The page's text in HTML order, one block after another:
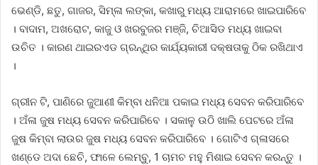
ଭେଣ୍ଡି, ଛତୁ, ଗାଜର, ସିମ୍ଳା ଲଙ୍କା, କଖାରୁ ମଧ୍ୟ ଆରାମରେ ଖାଇପାରିବେ
। ବାଦାମ, ଅଖରୋଟ, କାଜୁ ଓ ଖରବୁଜର ମଞ୍ଜି, ଚିଆସିଡ ମଧ୍ୟ ଖାଇବା
ଉଚିତ । କାରଣ ଥାଇରଏଡ ଗ୍ରନ୍ଥିର କାର୍ଯ୍ୟକାରୀ ଦକ୍ଷତାକୁ ଠିକ ରଖିଥାଏ
।
ଗ୍ରୀନ ଟି, ପାଣିରେ ଜୁଆଣୀ କିମ୍ବା ଧନିଆ ପକାଇ ମଧ୍ୟ ସେବନ କରିପାରିବେ
। ଅଁଳା ଜୁଷ ମଧ୍ୟ ସେବନ କରିପାରିବେ । ସକାଳୁ ଉଠି ଖାଲି ପେଟରେ ଅଁଳା
ଜୁଷ କିମ୍ବା ଲାଉର ଜୁଷ ମଧ୍ୟ ସେବନ କରିପାରିବେ । ଗୋଟିଏ ଗ୍ଳାସରେ
ଖଣ୍ଡେ ଅଦା ଛେଚି, ଫାଳେ ଲେମ୍ବୁ, 1 ଚାମଚ ମହୁ ମିଶାଇ ସେବନ କରନ୍ତୁ ।